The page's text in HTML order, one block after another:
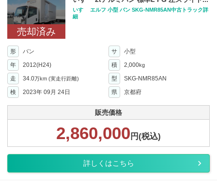
売却済み
いすゞ エルフ 小型 バン SKG-NMR85AN中古トラック詳
細
形 バン サ
小型
年
2012(H24) 積 2,000kg
走 34.0万km (実走行距離) 型
SKG-NMR85AN
検
2023年 09月 24日 県 京都府
販売価格
2,860,000 円(税込)
詳しくはこちら